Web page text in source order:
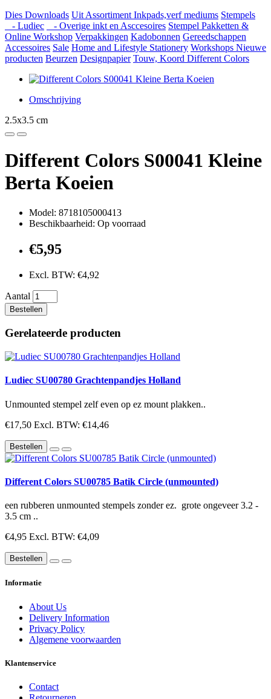
Dies Downloads Uit Assortiment Inkpads,verf mediums Stempels
- Ludiec
- Overige inkt en Asccesoires Stempel Pakketten &
Online Workshop Verpakkingen Kadobonnen Gereedschappen
Accessoires Sale Home and Lifestyle Stationery Workshops Nieuwe
producten Beurzen Designpapier Touw, Koord Different Colors
Omschrijving
2.5x3.5 cm
Different Colors S00041 Kleine
Berta Koeien
Model: 8718105000413
Beschikbaarheid: Op voorraad
€5,95
Excl. BTW: €4,92
Aantal
Bestellen
Gerelateerde producten
Ludiec SU00780 Grachtenpandjes Holland
Unmounted stempel zelf even op ez mount plakken..
€17,50 Excl. BTW: €14,46
Bestellen
Different Colors SU00785 Batik Circle (unmounted)
een rubberen unmounted stempels zonder ez. grote ongeveer 3.2 -
3.5 cm ..
€4,95 Excl. BTW: €4,09
Bestellen
Informatie
About Us
Delivery Information
Privacy Policy
Algemene voorwaarden
Klantenservice
Contact